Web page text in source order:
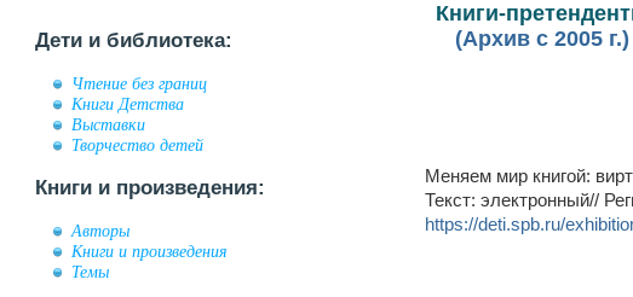
Дети и библиотека:
Чтение без границ
Книги Детства
Выставки
Творчество детей
Книги и произведения:
Авторы
Книги и произведения
Темы
Книги-
(Архив с 2005 г.)
Меняем мир книгой:
Текст: электронный//
https://deti.spb.ru/